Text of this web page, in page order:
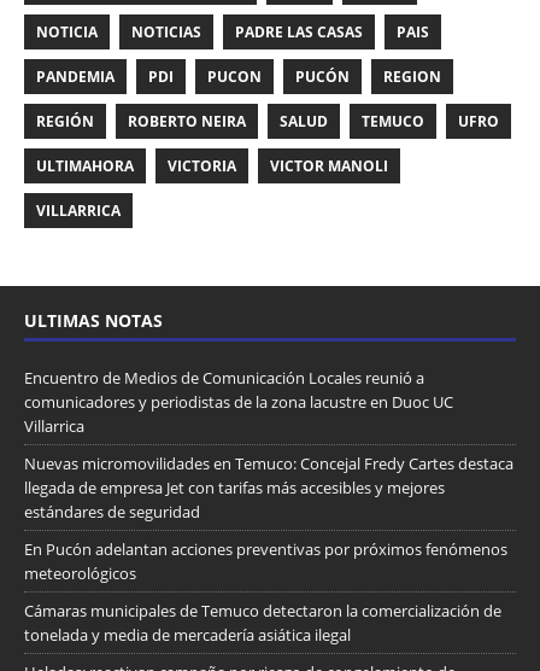
NOTICIA NOTICIAS PADRE LAS CASAS PAIS
PANDEMIA PDI PUCON PUCÓN REGION
REGIÓN ROBERTO NEIRA SALUD TEMUCO UFRO
ULTIMAHORA VICTORIA VICTOR MANOLI
VILLARRICA
ULTIMAS NOTAS
Encuentro de Medios de Comunicación Locales reunió a
comunicadores y periodistas de la zona lacustre en Duoc UC
Villarrica
Nuevas micromovilidades en Temuco: Concejal Fredy Cartes destaca
llegada de empresa Jet con tarifas más accesibles y mejores
estándares de seguridad
En Pucón adelantan acciones preventivas por próximos fenómenos
meteorológicos
Cámaras municipales de Temuco detectaron la comercialización de
tonelada y media de mercadería asiática ilegal